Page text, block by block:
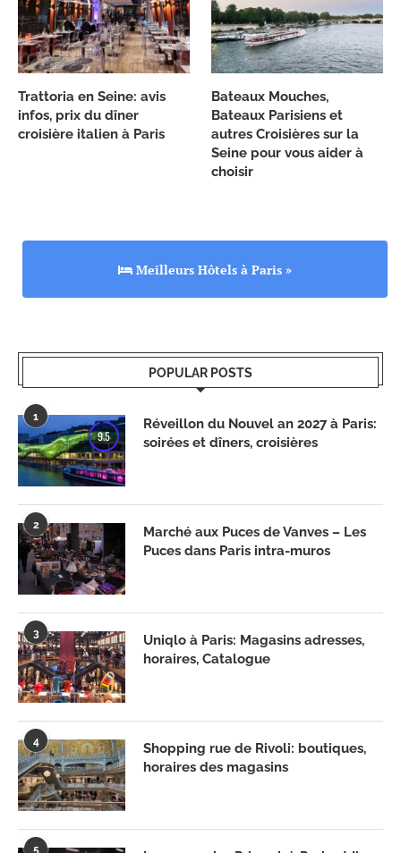
Trattoria en Seine: avis
infos, prix du dîner
croisière italien à Paris
Bateaux Mouches,
Bateaux Parisiens et
autres Croisières sur la
Seine pour vous aider à
choisir
Meilleurs Hôtels à Paris »
POPULAR POSTS
1
9.5
Réveillon du Nouvel an 2027 à Paris:
soirées et dîners, croisières
2
Marché aux Puces de Vanves – Les
Puces dans Paris intra-muros
3
Uniqlo à Paris: Magasins adresses,
horaires, Catalogue
4
Shopping rue de Rivoli: boutiques,
horaires des magasins
5